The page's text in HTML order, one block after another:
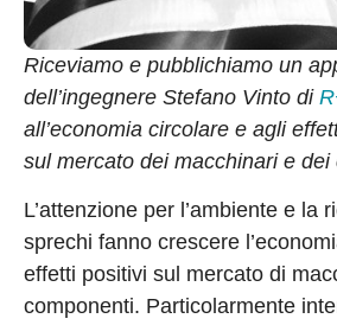
Riceviamo e pubblichiamo un
dell’ingegnere Stefano Vinto di
all’economia circolare e agli
sul mercato dei macchinari e dei
L’attenzione per l’ambiente e la
sprechi fanno crescere
effetti positivi sul mercato di
componenti. Particolarmente